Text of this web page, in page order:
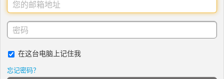
在这台电脑上记住我
忘记密码？